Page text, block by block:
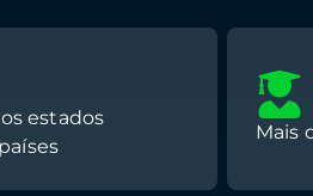
estados
Mais